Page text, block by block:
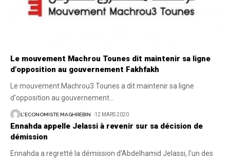
Le mouvement Machrou Tounes dit maintenir sa ligne
d’opposition au gouvernement Fakhfakh
Le mouvement Machrou3 Tounes a dit maintenir sa ligne
d'opposition au gouvernement
L'ECONOMISTE MAGHRÉBIN 12 MARS 2020
Ennahda appelle Jelassi à revenir sur sa décision de
démission
Ennahda a regretté la démission d'Abdelhamid Jelassi, l'un des